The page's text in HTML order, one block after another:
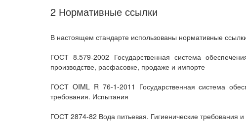
2 Нормативные ссылки
В настоящем стандарте использованы нормативные
ГОСТ 8.579-2002 Государственная система
производстве, расфасовке, продаже и импорте
ГОСТ OIML R 76-1-2011 Государственная система
требования. Испытания
ГОСТ 2874-82 Вода питьевая. Гигиенические требования и